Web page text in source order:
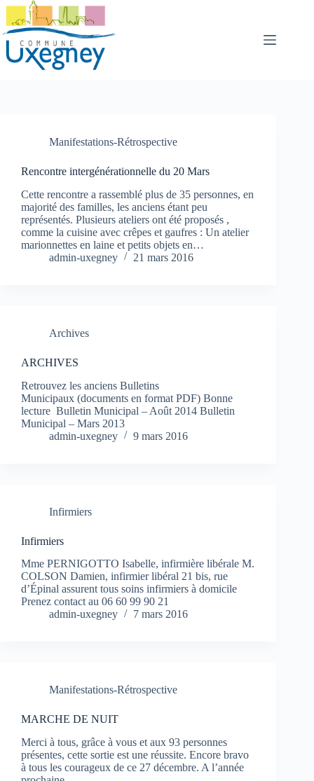
Passer
contenu
Manifestations-Rétrospective
Rencontre intergénérationnelle du 20 Mars
Cette rencontre a rassemblé plus de 35 personnes, en
majorité des familles, les anciens étant peu
représentés. Plusieurs ateliers ont été proposés ,
comme la cuisine avec crêpes et gaufres : Un atelier
marionnettes en laine et petits objets en…
admin-uxegney
21 mars 2016
Archives
ARCHIVES
Retrouvez les anciens Bulletins
Municipaux (documents en format PDF) Bonne
lecture Bulletin Municipal – Août 2014 Bulletin
Municipal – Mars 2013
admin-uxegney
9 mars 2016
Infirmiers
Infirmiers
Mme PERNIGOTTO Isabelle, infirmière libérale M.
COLSON Damien, infirmier libéral 21 bis, rue
d’Épinal assurent tous soins infirmiers à domicile
Prenez contact au 06 60 99 90 21
admin-uxegney
7 mars 2016
Manifestations-Rétrospective
MARCHE DE NUIT
Merci à tous, grâce à vous et aux 93 personnes
présentes, cette sortie est une réussite. Encore bravo
à tous les courageux de ce 27 décembre. A l’année